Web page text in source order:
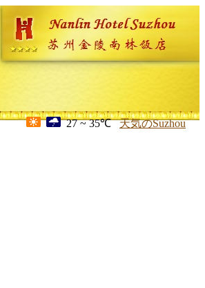
27 ~ 35℃ 天気のSuzhou